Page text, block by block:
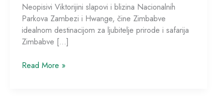
Neopisivi Viktorijini slapovi i blizina Nacionalnih
Parkova Zambezi i Hwange, čine Zimbabve
idealnom destinacijom za ljubitelje prirode i safarija
Zimbabve […]
Read More »